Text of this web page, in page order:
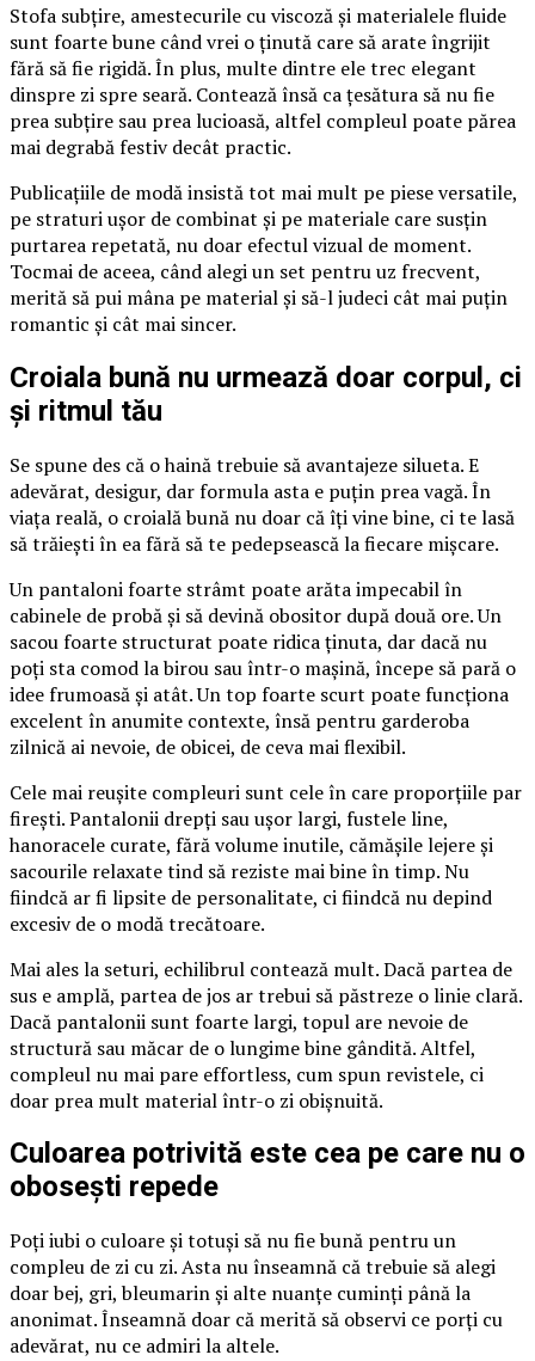
Stofa subțire, amestecurile cu viscoză și materialele fluide
sunt foarte bune când vrei o ținută care să arate îngrijit
fără să fie rigidă. În plus, multe dintre ele trec elegant
dinspre zi spre seară. Contează însă ca țesătura să nu fie
prea subțire sau prea lucioasă, altfel compleul poate părea
mai degrabă festiv decât practic.
Publicațiile de modă insistă tot mai mult pe piese versatile,
pe straturi ușor de combinat și pe materiale care susțin
purtarea repetată, nu doar efectul vizual de moment.
Tocmai de aceea, când alegi un set pentru uz frecvent,
merită să pui mâna pe material și să-l judeci cât mai puțin
romantic și cât mai sincer.
Croiala bună nu urmează doar corpul, ci
și ritmul tău
Se spune des că o haină trebuie să avantajeze silueta. E
adevărat, desigur, dar formula asta e puțin prea vagă. În
viața reală, o croială bună nu doar că îți vine bine, ci te lasă
să trăiești în ea fără să te pedepsească la fiecare mișcare.
Un pantaloni foarte strâmt poate arăta impecabil în
cabinele de probă și să devină obositor după două ore. Un
sacou foarte structurat poate ridica ținuta, dar dacă nu
poți sta comod la birou sau într-o mașină, începe să pară o
idee frumoasă și atât. Un top foarte scurt poate funcționa
excelent în anumite contexte, însă pentru garderoba
zilnică ai nevoie, de obicei, de ceva mai flexibil.
Cele mai reușite compleuri sunt cele în care proporțiile par
firești. Pantalonii drepți sau ușor largi, fustele line,
hanoracele curate, fără volume inutile, cămășile lejere și
sacourile relaxate tind să reziste mai bine în timp. Nu
fiindcă ar fi lipsite de personalitate, ci fiindcă nu depind
excesiv de o modă trecătoare.
Mai ales la seturi, echilibrul contează mult. Dacă partea de
sus e amplă, partea de jos ar trebui să păstreze o linie clară.
Dacă pantalonii sunt foarte largi, topul are nevoie de
structură sau măcar de o lungime bine gândită. Altfel,
compleul nu mai pare effortless, cum spun revistele, ci
doar prea mult material într-o zi obișnuită.
Culoarea potrivită este cea pe care nu o
obosești repede
Poți iubi o culoare și totuși să nu fie bună pentru un
compleu de zi cu zi. Asta nu înseamnă că trebuie să alegi
doar bej, gri, bleumarin și alte nuanțe cuminți până la
anonimat. Înseamnă doar că merită să observi ce porți cu
adevărat, nu ce admiri la altele.